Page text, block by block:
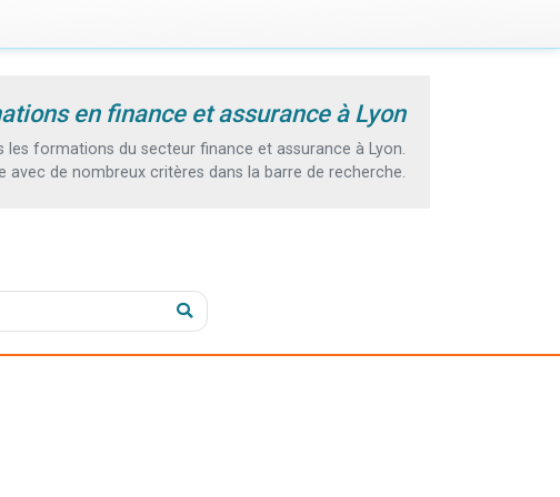
en finance et assurance à Lyon
formations du secteur finance et assurance à Lyon.
de nombreux critères dans la barre de recherche.